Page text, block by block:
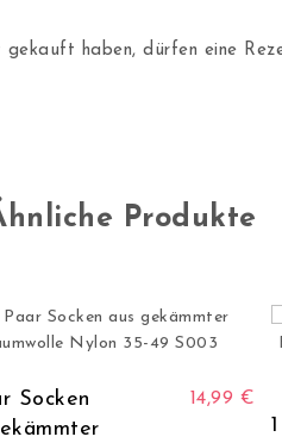
haben, dürfen eine
Produkte
Varianten auf. Die
Socken
14,99 €
Dieses Produkt